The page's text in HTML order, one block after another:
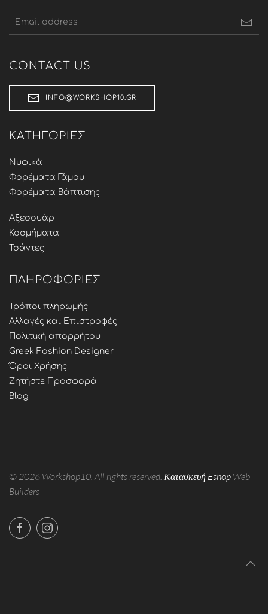
CONTACT US
INFO@WORKSHOP10.GR
ΚΑΤΗΓΟΡΊΕΣ
Νυφικά
Φορέματα Γάμου
Φορέματα Βάπτισης
Αξεσουάρ
Κοσμήματα
Τσάντες
ΠΛΗΡΟΦΟΡΊΕΣ
Τρόποι πληρωμής
Αλλαγές και Επιστροφές
Πολιτική απορρήτου
Greek Fashion Designer
Όροι Χρήσης
Ζητήστε Προσφορά
Blog
© 2026 Workshop10. All rights reserved. Κατασκευή Eshop Web
Builders